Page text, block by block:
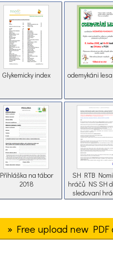
Glykemicky index odemykáni
Přihláška na tábor
2018
SH RTB
hráčů NS SH
sledovaní
2018
» Free upload new